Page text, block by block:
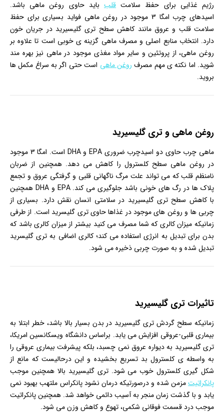
رژیم غذایی برای حفظ سلامت قلب باید حاوی روغن ماهی باشد.
اسیدهای چرب امگا 3 موجود در روغن ماهی فواید بسیاری برای حفظ
سلامت قلب و عروق مانند کاهش سطح تری گلیسیرید در جریان خون
دارد. انتخاب منابع اصلی و مصرف ماهی گزینه ی خوبی است تا علاوه بر
روغن ماهی، از پروتئین و سایر مواد مغذی موجود در ماهی نیز بهره مند
شوید. اما نکته ی مهم مصرف روغن ماهی است حتی اگر به سراغ مکمل ها
بروید.
روغن ماهی و تری گلیسیرید
ماهی چرب حاوی دو اسیدچرب ضروری EPA و DHA است. امگا 3 موجود
در روغن ماهی سطح کلسترول را کاهش می دهد. همچنین از ضربان
نامنظم قلب که می تواند علت مرگ ناگهانی قلبی و گرفتگی عروق و تجمع
پلاک ها در رگ های خونی باشد جلوگیری می کند. EPA و DHA همچنین
با کاهش سطح تری گلیسیرید در سلامتی انسان نقش دارد. بسیاری از
چربی ها و روغن های موجود در غذاها حاوی تری گلیسرید است. از طرفی
زمانیکه میزان کالری که شما مصرف می کنید بیشتر از میزان کالری باشد که
بدن برای تبدیل به انرژی استفاده می کند؛ کالری اضافی به تری گلیسرید
تبدیل شده و به صورت چربی ذخیره می شود.
تاثیرات تری گلیسیرید
زمانیکه سطح گردش تری گلیسیرید در بدن بسیار بالا باشد، خطر ابتلا به
بیماری قلبی-عروقی افزایش می یابد. براساس دانشگاه ویسکانسین امریکا،
تری گلیسیرید به دیواره عروق نمی چسبد، بلکه پیشرفت بیماری عروقی را
به واسطه ی کلسترول بد تسریع بخشیده و این درحالیست که مانع از
شکل گیری کلسترول خوب می شود. تری گلیسیرید بالا همچنین موجب
پانکراتیتمزمن شده و درصورتیکه درمان نشود پانکراس ملتهب بهبود نمی
یابد و با گذشت زمان منجر به آسیب دائمی خواهد شد. همچنین پانکراتیت
موجب درد قسمت فوقانی شکمی، تهوع و کاهش وزن می شود.